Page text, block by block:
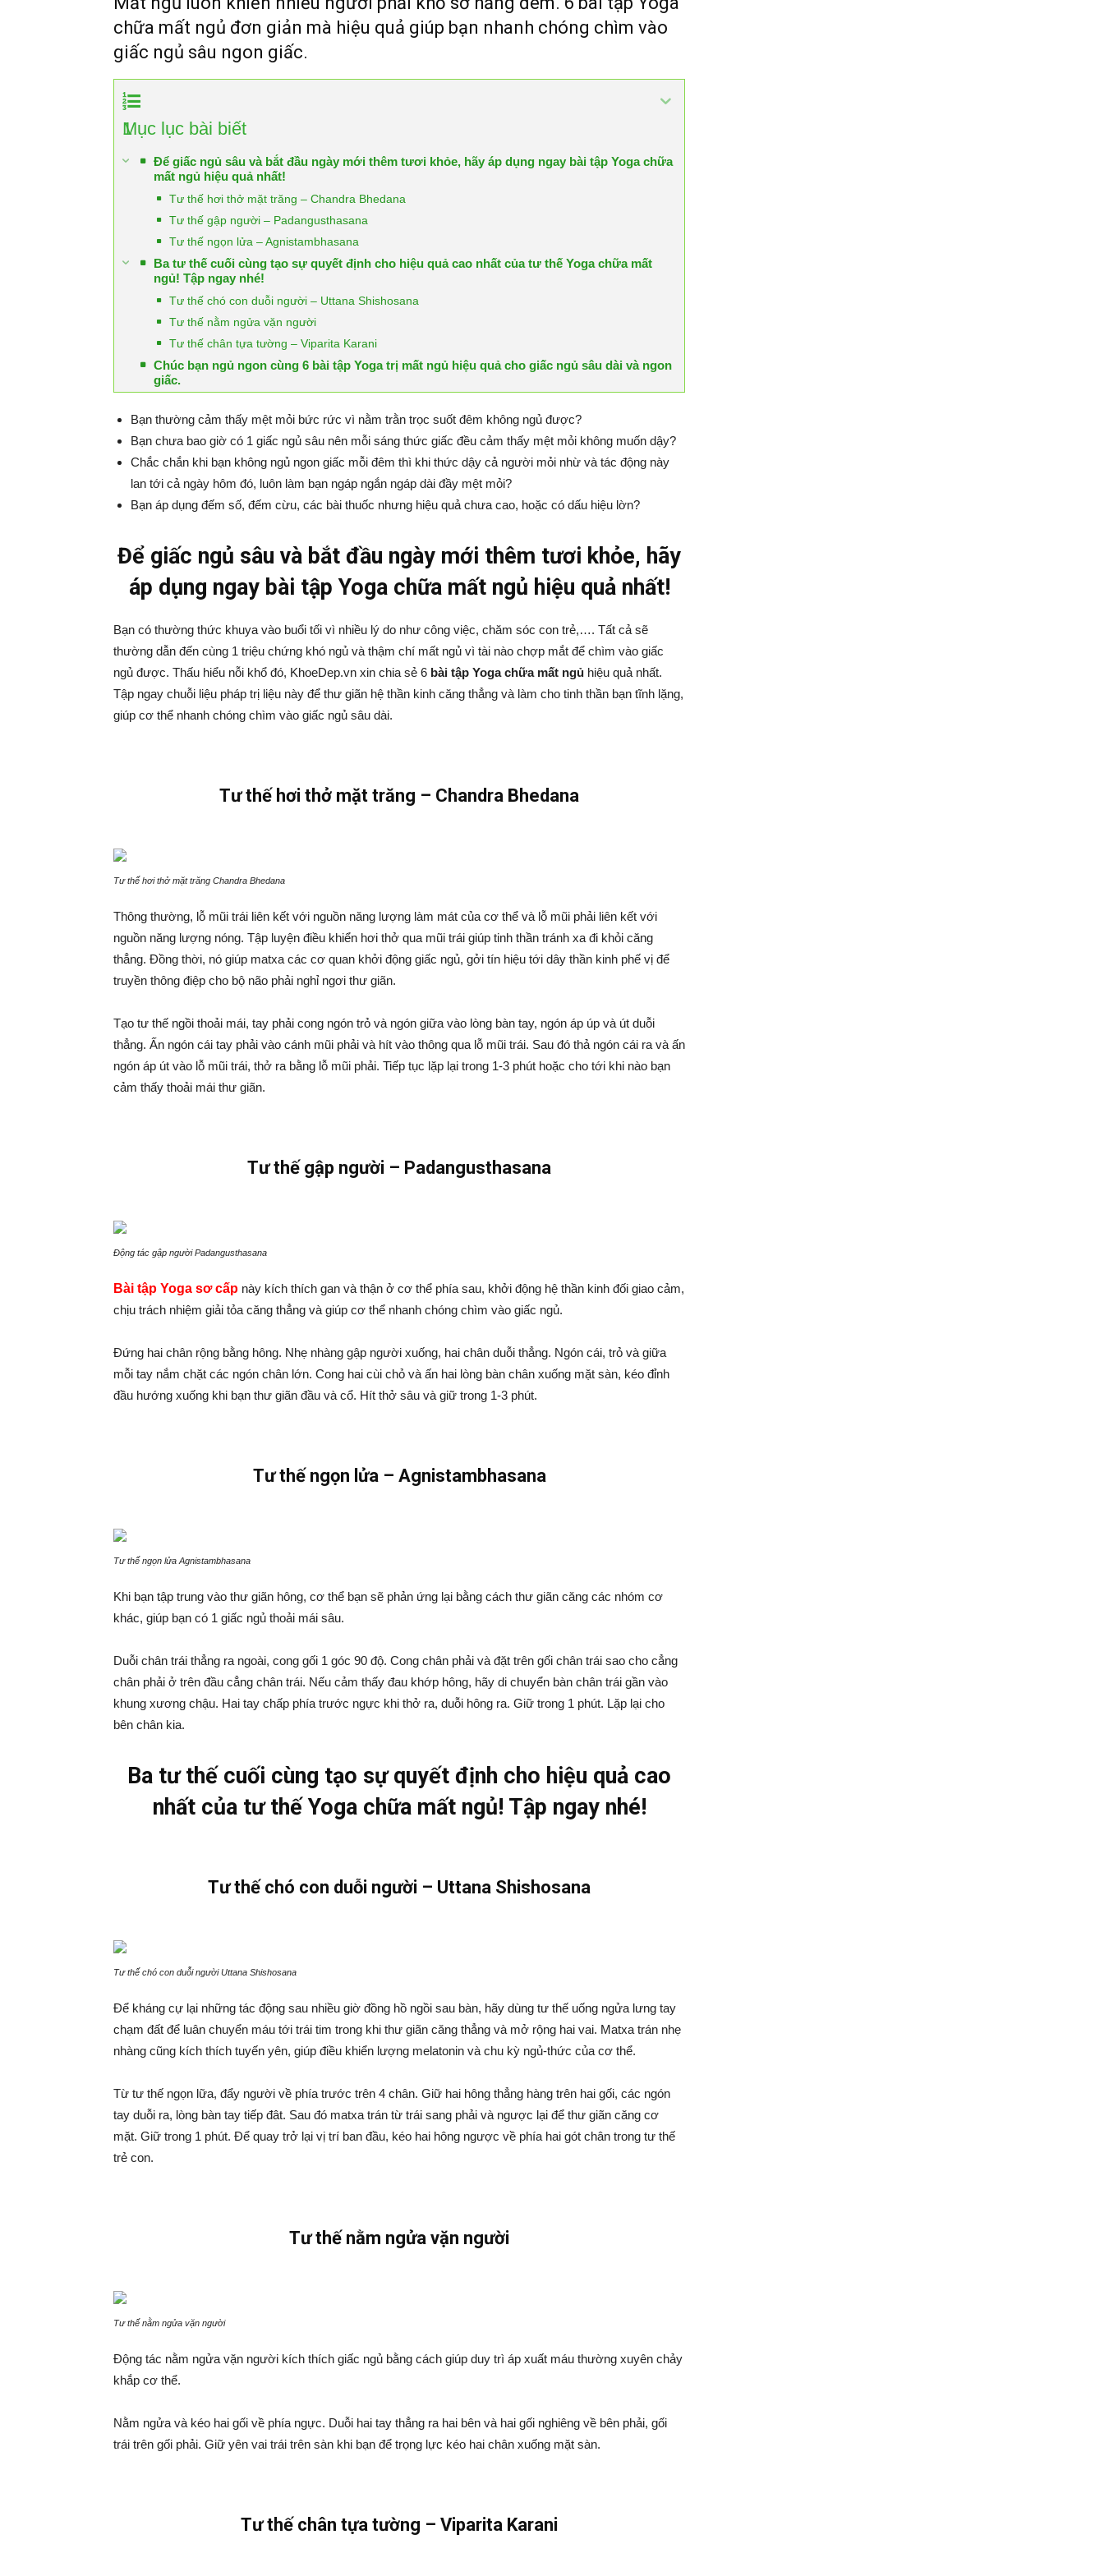
chữa mất ngủ đơn giản mà hiệu quả giúp bạn nhanh chóng chìm vào
giấc ngủ sâu ngon giấc.
1
Mục lục bài biết
Để giấc ngủ sâu và bắt đầu ngày mới thêm tươi khỏe, hãy áp dụng ngay bài tập Yoga chữa
mất ngủ hiệu quả nhất!
Tư thế hơi thở mặt trăng – Chandra Bhedana
Tư thế gập người – Padangusthasana
Tư thế ngọn lửa – Agnistambhasana
Ba tư thế cuối cùng tạo sự quyết định cho hiệu quả cao nhất của tư thế Yoga chữa mất
ngủ! Tập ngay nhé!
Tư thế chó con duỗi người – Uttana Shishosana
Tư thế nằm ngửa vặn người
Tư thế chân tựa tường – Viparita Karani
Chúc bạn ngủ ngon cùng 6 bài tập Yoga trị mất ngủ hiệu quả cho giấc ngủ sâu dài và ngon
giấc.
Bạn thường cảm thấy mệt mỏi bức rức vì nằm trằn trọc suốt đêm không ngủ được?
Bạn chưa bao giờ có 1 giấc ngủ sâu nên mỗi sáng thức giấc đều cảm thấy mệt mỏi không muốn dậy?
Chắc chắn khi bạn không ngủ ngon giấc mỗi đêm thì khi thức dậy cả người mỏi nhừ và tác động này
lan tới cả ngày hôm đó, luôn làm bạn ngáp ngắn ngáp dài đầy mệt mỏi?
Bạn áp dụng đếm số, đếm cừu, các bài thuốc nhưng hiệu quả chưa cao, hoặc có dấu hiệu lờn?
Để giấc ngủ sâu và bắt đầu ngày mới thêm tươi khỏe, hãy
áp dụng ngay bài tập Yoga chữa mất ngủ hiệu quả nhất!
Bạn có thường thức khuya vào buổi tối vì nhiều lý do như công việc, chăm sóc con trẻ,…. Tất cả sẽ
thường dẫn đến cùng 1 triệu chứng khó ngủ và thậm chí mất ngủ vì tài nào chợp mắt để chìm vào giấc
ngủ được. Thấu hiểu nỗi khổ đó, KhoeDep.vn xin chia sẻ 6 bài tập Yoga chữa mất ngủ hiệu quả nhất.
Tập ngay chuỗi liệu pháp trị liệu này để thư giãn hệ thần kinh căng thẳng và làm cho tinh thần bạn tĩnh lặng,
giúp cơ thể nhanh chóng chìm vào giấc ngủ sâu dài.
Tư thế hơi thở mặt trăng – Chandra Bhedana
Tư thế hơi thở mặt trăng Chandra Bhedana
Thông thường, lỗ mũi trái liên kết với nguồn năng lượng làm mát của cơ thể và lỗ mũi phải liên kết với
nguồn năng lượng nóng. Tập luyện điều khiển hơi thở qua mũi trái giúp tinh thần tránh xa đi khỏi căng
thẳng. Đồng thời, nó giúp matxa các cơ quan khởi động giấc ngủ, gởi tín hiệu tới dây thần kinh phế vị để
truyền thông điệp cho bộ não phải nghỉ ngơi thư giãn.
Tạo tư thế ngồi thoải mái, tay phải cong ngón trỏ và ngón giữa vào lòng bàn tay, ngón áp úp và út duỗi
thẳng. Ấn ngón cái tay phải vào cánh mũi phải và hít vào thông qua lỗ mũi trái. Sau đó thả ngón cái ra và ấn
ngón áp út vào lỗ mũi trái, thở ra bằng lỗ mũi phải. Tiếp tục lặp lại trong 1-3 phút hoặc cho tới khi nào bạn
cảm thấy thoải mái thư giãn.
Tư thế gập người – Padangusthasana
Động tác gập người Padangusthasana
Bài tập Yoga sơ cấp này kích thích gan và thận ở cơ thể phía sau, khởi động hệ thần kinh đối giao cảm,
chịu trách nhiệm giải tỏa căng thẳng và giúp cơ thể nhanh chóng chìm vào giấc ngủ.
Đứng hai chân rộng bằng hông. Nhẹ nhàng gập người xuống, hai chân duỗi thẳng. Ngón cái, trỏ và giữa
mỗi tay nắm chặt các ngón chân lớn. Cong hai cùi chỏ và ấn hai lòng bàn chân xuống mặt sàn, kéo đỉnh
đầu hướng xuống khi bạn thư giãn đầu và cổ. Hít thở sâu và giữ trong 1-3 phút.
Tư thế ngọn lửa – Agnistambhasana
Tư thế ngọn lửa Agnistambhasana
Khi bạn tập trung vào thư giãn hông, cơ thể bạn sẽ phản ứng lại bằng cách thư giãn căng các nhóm cơ
khác, giúp bạn có 1 giấc ngủ thoải mái sâu.
Duỗi chân trái thẳng ra ngoài, cong gối 1 góc 90 độ. Cong chân phải và đặt trên gối chân trái sao cho cẳng
chân phải ở trên đầu cẳng chân trái. Nếu cảm thấy đau khớp hông, hãy di chuyển bàn chân trái gần vào
khung xương chậu. Hai tay chấp phía trước ngực khi thở ra, duỗi hông ra. Giữ trong 1 phút. Lặp lại cho
bên chân kia.
Ba tư thế cuối cùng tạo sự quyết định cho hiệu quả cao
nhất của tư thế Yoga chữa mất ngủ! Tập ngay nhé!
Tư thế chó con duỗi người – Uttana Shishosana
Tư thế chó con duỗi người Uttana Shishosana
Để kháng cự lại những tác động sau nhiều giờ đồng hồ ngồi sau bàn, hãy dùng tư thế uống ngửa lưng tay
chạm đất để luân chuyển máu tới trái tim trong khi thư giãn căng thẳng và mở rộng hai vai. Matxa trán nhẹ
nhàng cũng kích thích tuyến yên, giúp điều khiển lượng melatonin và chu kỳ ngủ-thức của cơ thể.
Từ tư thế ngọn lữa, đẩy người về phía trước trên 4 chân. Giữ hai hông thẳng hàng trên hai gối, các ngón
tay duỗi ra, lòng bàn tay tiếp đât. Sau đó matxa trán từ trái sang phải và ngược lại để thư giãn căng cơ
mặt. Giữ trong 1 phút. Để quay trở lại vị trí ban đầu, kéo hai hông ngược về phía hai gót chân trong tư thế
trẻ con.
Tư thế nằm ngửa vặn người
Tư thế nằm ngửa vặn người
Động tác nằm ngửa vặn người kích thích giấc ngủ bằng cách giúp duy trì áp xuất máu thường xuyên chảy
khắp cơ thể.
Nằm ngửa và kéo hai gối về phía ngực. Duỗi hai tay thẳng ra hai bên và hai gối nghiêng về bên phải, gối
trái trên gối phải. Giữ yên vai trái trên sàn khi bạn để trọng lực kéo hai chân xuống mặt sàn.
Tư thế chân tựa tường – Viparita Karani